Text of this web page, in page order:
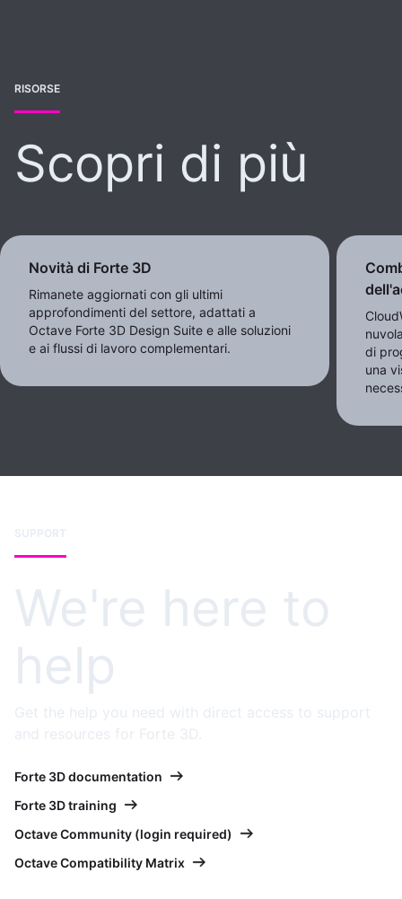
RISORSE
Scopri di più
Novità di Forte 3D
Rimanete aggiornati con gli ultimi
approfondimenti del settore, adattati a
Octave Forte 3D Design Suite e alle soluzioni
e ai flussi di lavoro complementari.
di
una
SUPPORT
We're here to
help
Get the help you need with direct access to support
and resources for Forte 3D.
Forte 3D documentation
Forte 3D training
Octave Community (login required)
Octave Compatibility Matrix